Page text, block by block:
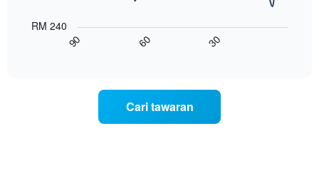
mempunyai
menunjukkan
bagaimana
90 60 30
RM 240
Cari tawaran